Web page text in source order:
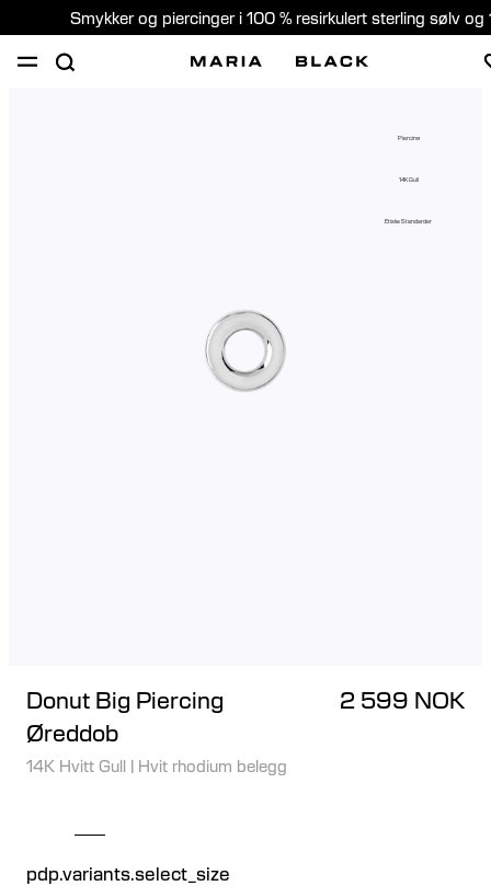
Smykker og piercinger i 100 % resirkulert sterling sølv og
Piercing
14K Gull
Etiske Standarder
Donut Big Piercing
Øreddob
2 599 NOK
14K Hvitt Gull | Hvit rhodium belegg
pdp.variants.select_size